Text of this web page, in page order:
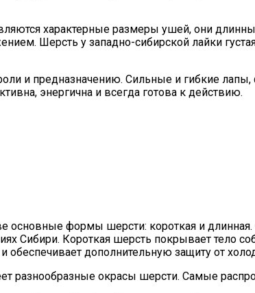
характерные размеры ушей, они
Шерсть у западно-сибирской лайки
и предназначению. Сильные и гибкие
энергична и всегда готова к действию.
основные формы шерсти: короткая и
Сибири. Короткая шерсть покрывает тело
дополнительную защиту от
разнообразные окрасы шерсти. Самые